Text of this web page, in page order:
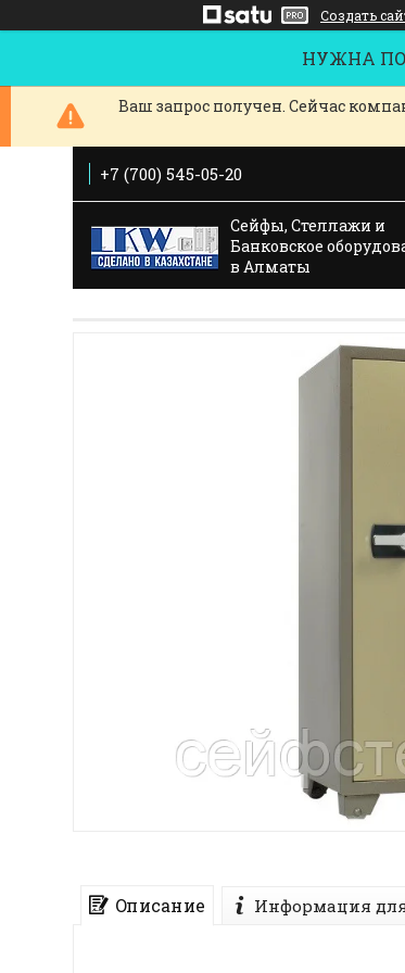
Создать
НУЖНА
Ваш запрос получен. Сейчас
+7 (700) 545-05-20
Сейфы, Стеллажи и
Банковское
в Алматы
Описание Информация для